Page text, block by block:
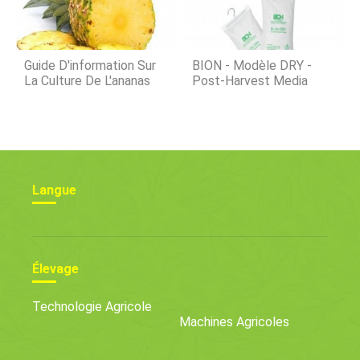
Guide D'information Sur
La Culture De L'ananas
BION - Modèle DRY -
Post-Harvest Media
Langue
Élevage
Technologie Agricole
Machines Agricoles